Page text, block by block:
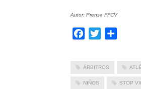
Autor: Prensa FFCV
Facebook
Twitter
ÁRBITROS
NIÑOS STOP